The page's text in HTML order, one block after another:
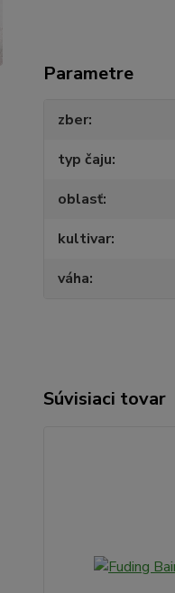
Parametre
zber
typ čaju
oblasť
kultivar
váha
Súvisiaci tovar